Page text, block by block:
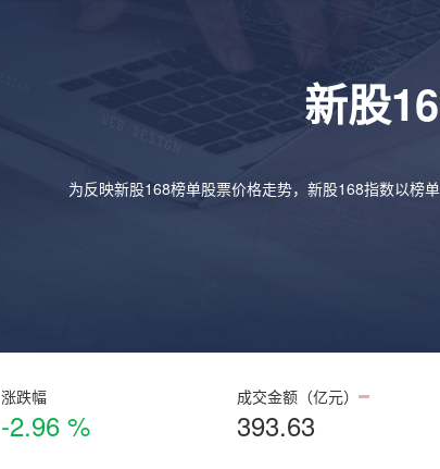
新股
为反映新股168榜单股票价格走势，新股168指数以榜
涨跌幅
-2.96 %
成交金额（亿元）
393.63